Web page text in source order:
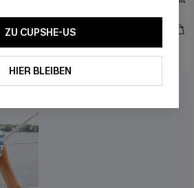
48,00 €
A-Linien
ZU CUPSHE-US
HIER BLEIBEN